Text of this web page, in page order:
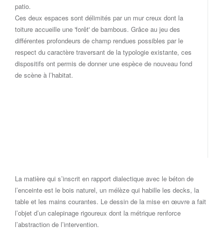
patio.
Ces deux espaces sont délimités par un mur creux dont la
toiture accueille une 'forêt' de bambous. Grâce au jeu des
différentes profondeurs de champ rendues possibles par le
respect du caractère traversant de la typologie existante, ces
dispositifs ont permis de donner une espèce de nouveau fond
de scène à l’habitat.
La matière qui s’inscrit en rapport dialectique avec le béton de
l’enceinte est le bois naturel, un mélèze qui habille les decks, la
table et les mains courantes. Le dessin de la mise en œuvre a fait
l’objet d’un calepinage rigoureux dont la métrique renforce
l’abstraction de l’intervention.